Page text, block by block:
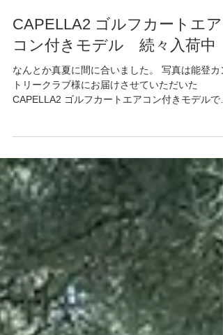
7月17日
CAPELLA2 ゴルフカートエア
コン付きモデル 続々入荷中
なんとか真夏に間に合いました。 写真は能登カ
CAPELLA2 ゴルフカートエアコン付きモデルで
ッド。コースの緑にものすごく映える、鮮やかな
赤色。実は最近人気で立て続けに、このカラーで
ご注文をいただいております。流行るかも。 ア
リカさん、ほんと勘弁して・・ もちろん真夏の
熱対策でご注文いただいていたのですが、昨今の
世界情勢の中でいくつものパーツに流通不足が出
ておりまして、冷汗かきまくりだったのですが…
遅れながらもなんとか真夏までにお届けすること
ができました。 走行とエアコン、1つのバッテリ
で走るのはMOVEだけ 走行も、エアコン電源も
つだけで対応する。これが私たちのコンセプト
つは「軽量化」。もう一つは毎日の充電作業を簡